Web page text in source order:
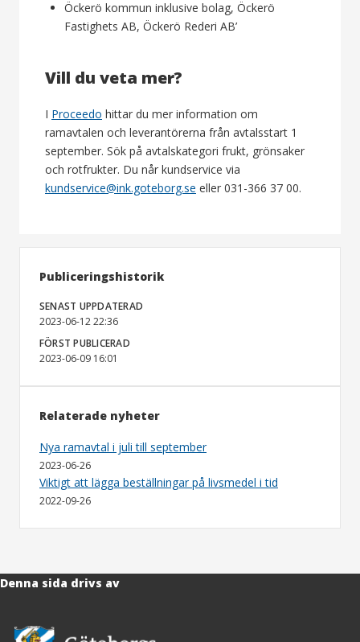
Öckerö kommun inklusive bolag, Öckerö
Fastighets AB, Öckerö Rederi AB’
Vill du veta mer?
I Proceedo hittar du mer information om
ramavtalen och leverantörerna från avtalsstart 1
september. Sök på avtalskategori frukt, grönsaker
och rotfrukter. Du når kundservice via
kundservice@ink.goteborg.se eller 031-366 37 00.
Publiceringshistorik
SENAST UPPDATERAD
2023-06-12 22:36
FÖRST PUBLICERAD
2023-06-09 16:01
Relaterade nyheter
Nya ramavtal i juli till september
2023-06-26
Viktigt att lägga beställningar på livsmedel i tid
2022-09-26
Denna sida drivs av